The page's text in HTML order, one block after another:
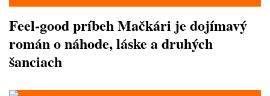
Feel-good príbeh Mačkári je dojímavý
román o náhode, láske a druhých
šanciach